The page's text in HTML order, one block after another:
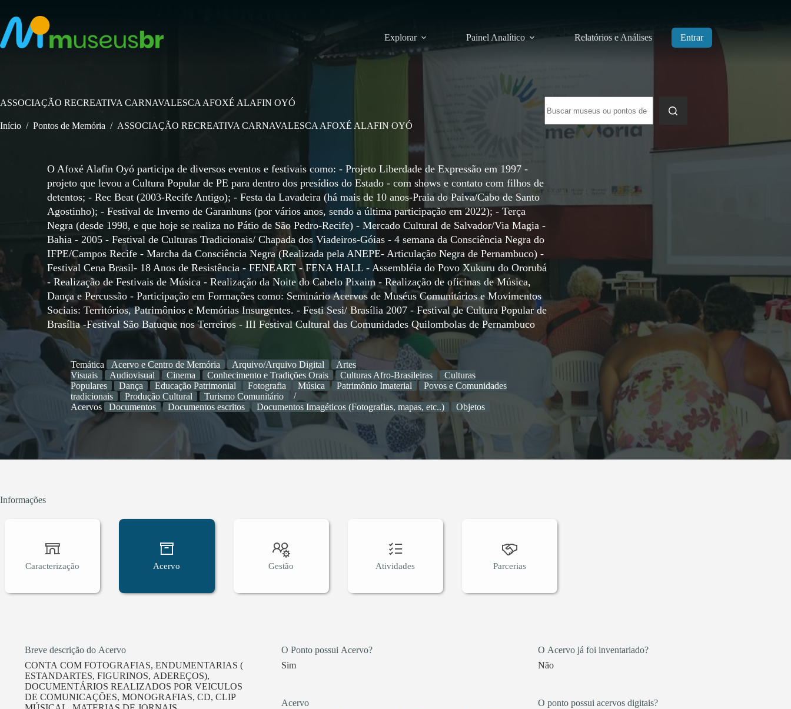
para
conteúdo
Explorar Painel Analítico Relatórios e Análises Entrar
resultados
ASSOCIAÇÃO RECREATIVA CARNAVALESCA AFOXÉ ALAFIN OYÓ
Início / Pontos de Memória / ASSOCIAÇÃO RECREATIVA CARNAVALESCA AFOXÉ ALAFIN OYÓ
O Afoxé Alafin Oyó participa de diversos eventos e festivais como: - Projeto Liberdade de Expressão em 1997 -
projeto que levou a Cultura Popular de PE para dentro dos presídios do Estado - com shows e contato com filhos de
detentos; - Rec Beat (2003-Recife Antigo); - Festa da Lavadeira (há mais de 10 anos-Praia do Paiva/Cabo de Santo
Agostinho); - Festival de Inverno de Garanhuns (por vários anos, sendo a última participação em 2022); - Terça
Negra (desde 1998, e que hoje se realiza no Pátio de São Pedro-Recife) - Mercado Cultural de Salvador/Via Magia -
Bahia - 2005 - Festival de Culturas Tradicionais/ Chapada dos Viadeiros-Góias - 4 semana da Consciência Negra do
IFPE/Campos Recife - Marcha da Consciência Negra (Realizada pela ANEPE- Articulação Negra de Pernambuco) -
Festival Cena Brasil- 18 Anos de Resistência - FENEART - FENA HALL - Assembléia do Povo Xukuru do Ororubá
- Realização de Festivais de Música - Realização da Noite do Cabelo Pixaim - Realização de oficinas de Música,
Dança e Percussão - Participação em Formações como: Seminário Acervos de Muséus Comunitários e Movimentos
Sociais: Territórios, Patrimônios e Memórias Insurgentes. - Festi Sesi/ Brasília 2007 - Festival de Cultura Popular de
Brasília -Festival São Batuque nos Terreiros - III Festival Cultural das Comunidades Quilombolas de Pernambuco
Temática Acervo e Centro de Memória Arquivo/Arquivo Digital
Artes
Visuais
Audiovisual Cinema Conhecimento e Tradições Orais Culturas Afro-Brasileiras
Culturas
Populares
Dança Educação Patrimonial Fotografia Música Patrimônio Imaterial
Povos e Comunidades
tradicionais
Produção Cultural
Turismo Comunitário
Acervos
Documentos Documentos escritos Documentos Imagéticos (Fotografias, mapas, etc..) Objetos
Informações
Caracterização Acervo
Breve descrição do Acervo
CONTA COM FOTOGRAFIAS, ENDUMENTARIAS (
ESTANDARTES, FIGURINOS, ADEREÇOS),
DOCUMENTÁRIOS REALIZADOS POR VEICULOS
DE COMUNICAÇÕES, MONOGRAFIAS, CD, CLIP
O Ponto possui Acervo?
Sim
Acervo
O Acervo já foi inventariado?
Não
O ponto possui acervos digitais?
Gestão Atividades Parcerias